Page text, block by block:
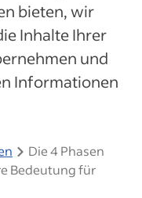
bieten, wir
Inhalte Ihrer
und
Informationen
Die 4 Phasen
Bedeutung für